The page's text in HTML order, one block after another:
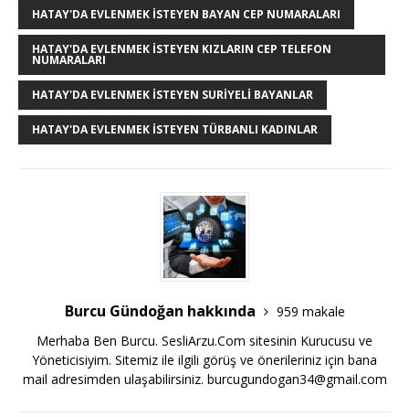
HATAY'DA EVLENMEK ISTEYEN BAYAN CEP NUMARALARI
HATAY'DA EVLENMEK ISTEYEN KIZLARIN CEP TELEFON
NUMARALARI
HATAY'DA EVLENMEK ISTEYEN SURIYELI BAYANLAR
HATAY'DA EVLENMEK ISTEYEN TÜRBANLI KADINLAR
Burcu Gündoğan hakkında
959 makale
Merhaba Ben Burcu. SesliArzu.Com sitesinin Kurucusu ve
Yöneticisiyim. Sitemiz ile ilgili görüş ve önerileriniz için bana
mail adresimden ulaşabilirsiniz. burcugundogan34@gmail.com